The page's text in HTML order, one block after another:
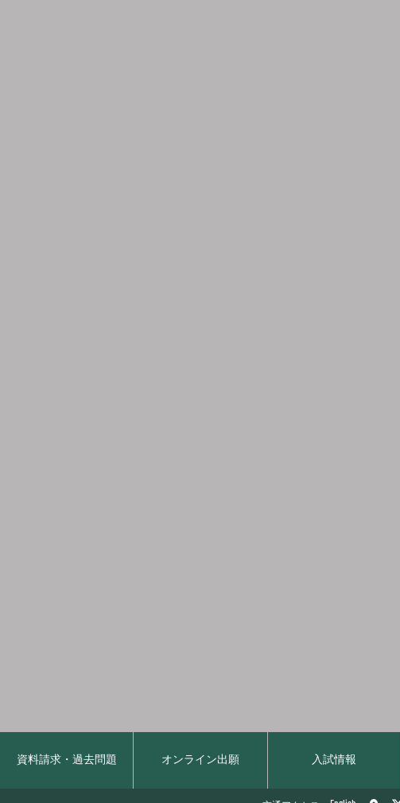
資料請求・過去問題 オンライン出願 入試情報